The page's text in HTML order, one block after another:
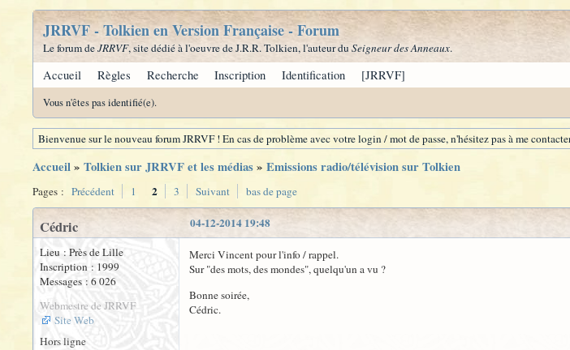
JRRVF - Tolkien en Version Française - Forum
Le forum deJRRVF, site dédié à l'oeuvre de J.R.R. Tolkien, l'auteur du Seigneur des Anneaux.
Accueil Règles Recherche Inscription Identification [JRRVF]
Vous n'êtes pas identifié(e).
Bienvenue sur le nouveau forum JRRVF ! En cas de problème avec votre login / mot de passe, n'hésitez pas à me
Accueil» Tolkien sur JRRVF et les médias» Emissions radio/télévision sur Tolkien
Pages : Précédent 1 2 3 Suivant bas de page
04-12-2014 19:48
Cédric
Lieu : Près de Lille
Inscription : 1999
Messages : 6 026
Webmestre de JRRVF
Site Web
Merci Vincent pour l'info / rappel.
Sur "des mots, des mondes", quelqu'un a vu ?
Bonne soirée,
Cédric.
Hors ligne